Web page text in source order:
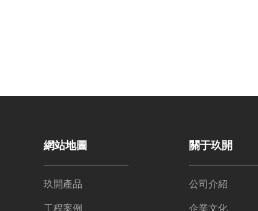
網站地圖
玖開產品
工程案例
關于玖開
公司介紹
企業文化